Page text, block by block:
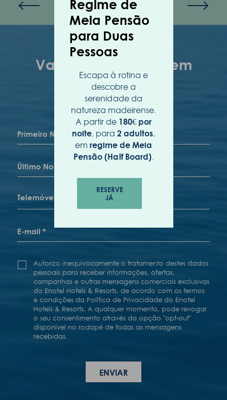
Regime de
Meia Pensão
para Duas
Pessoas
Escapa à rotina e
descobre a
serenidade da
natureza madeirense.
A partir de 180€ por
noite, para2 adultos,
em regime de Meia
Pensão (Half Board).
RESERVE
JÁ